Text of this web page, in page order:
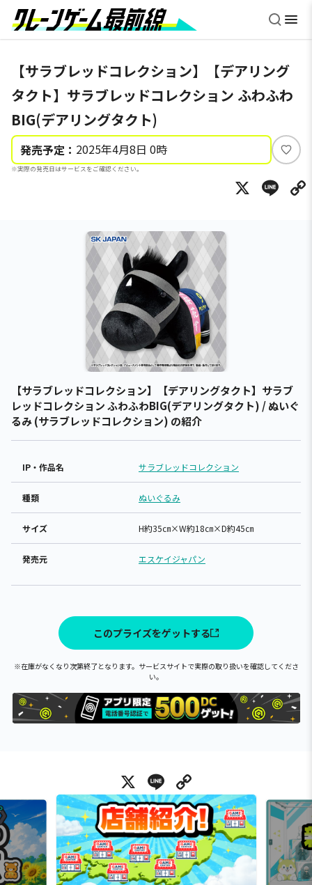
【サラブレッドコレクション】【デアリング
タクト】サラブレッドコレクション ふわふわ
BIG(デアリングタクト)
発売予定： 2025年4月8日 0時
※実際の発売日はサービスをご確認ください。
い
ね
X
【サラブレッドコレクション】【デアリングタクト】サラブ
レッドコレクション ふわふわBIG(デアリングタクト) / ぬいぐ
るみ (サラブレッドコレクション) の紹介
IP・作品名 サラブレッドコレクション
種類 ぬいぐるみ
サイズ H約35㎝×W約18㎝×D約45㎝
発売元 エスケイジャパン
このプライズをゲットする
※在庫がなくなり次第終了となります。サービスサイトで実際の取り扱いを確認してくださ
い。
X Line